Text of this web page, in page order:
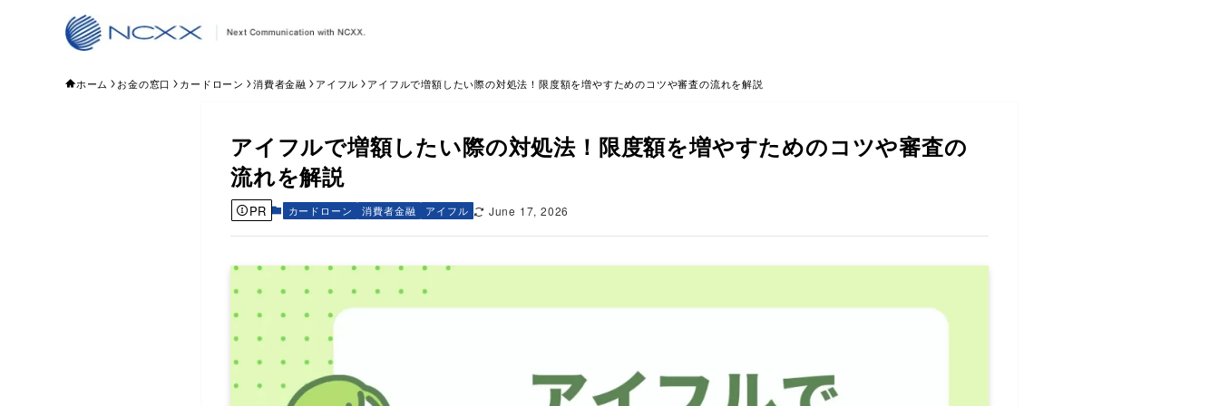
ホーム お金の窓口 カードローン 消費者金融 アイフル アイフルで増額したい際の対処法！限度額を増やすためのコツや審査の流れを解説
アイフルで増額したい際の対処法！限度額を増やすためのコツや審査の
流れを解説
PR カードローン 消費者金融 アイフル June 17, 2026